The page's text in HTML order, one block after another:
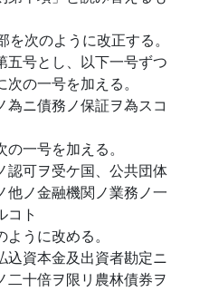
次のように改正する。
五号とし、以下一号ずつ
の一号を加える。
為ニ債務ノ保証ヲ為スコ
一号を加える。
認可ヲ受ケ国、公共団体
他ノ金融機関ノ業務ノ一
コト
うに改める。
込資本金及出資者勘定ニ
二十倍ヲ限リ農林債券ヲ